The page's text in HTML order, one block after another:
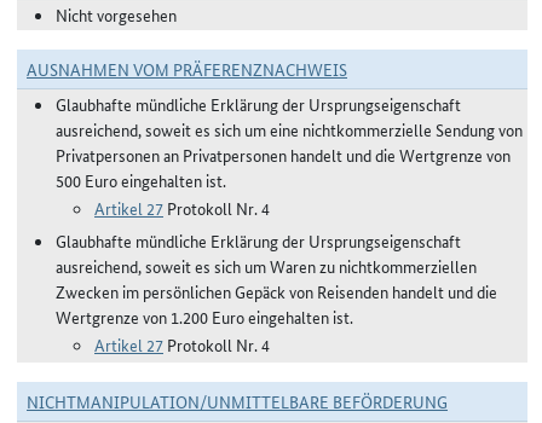
Nicht vorgesehen
AUSNAHMEN VOM PRÄFERENZNACHWEIS
Glaubhafte mündliche Erklärung der Ursprungseigenschaft
ausreichend, soweit es sich um eine nichtkommerzielle Sendung von
Privatpersonen an Privatpersonen handelt und die Wertgrenze von
500 Euro eingehalten ist.
Artikel 27 Protokoll Nr. 4
Glaubhafte mündliche Erklärung der Ursprungseigenschaft
ausreichend, soweit es sich um Waren zu nichtkommerziellen
Zwecken im persönlichen Gepäck von Reisenden handelt und die
Wertgrenze von 1.200 Euro eingehalten ist.
Artikel 27 Protokoll Nr. 4
NICHTMANIPULATION/UNMITTELBARE BEFÖRDERUNG